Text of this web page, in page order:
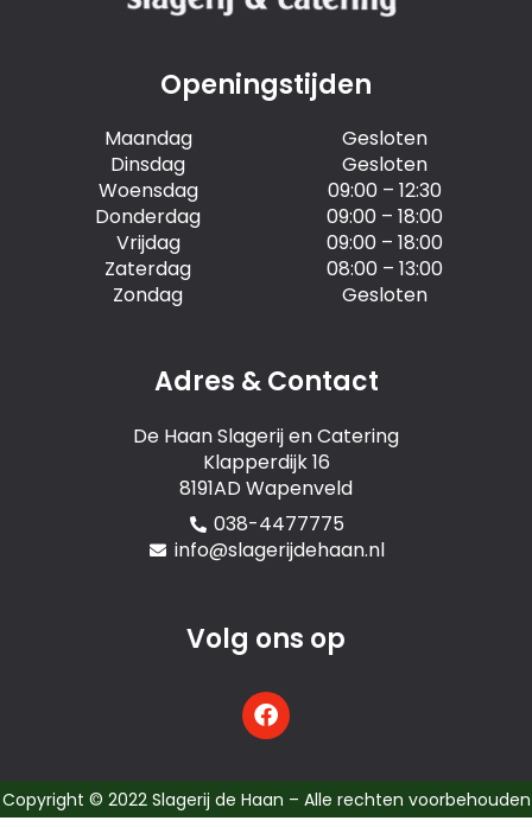
Openingstijden
Maandag
Dinsdag
Woensdag
Donderdag
Vrijdag
Zaterdag
Zondag
Gesloten
Gesloten
09:00 – 12:30
09:00 – 18:00
09:00 – 18:00
08:00 – 13:00
Gesloten
Adres & Contact
De Haan Slagerij en Catering
Klapperdijk 16
8191AD Wapenveld
038-4477775
info@slagerijdehaan.nl
Volg ons op
F
a
c
b
o
Copyright © 2022 Slagerij de Haan – Alle rechten voorbehouden